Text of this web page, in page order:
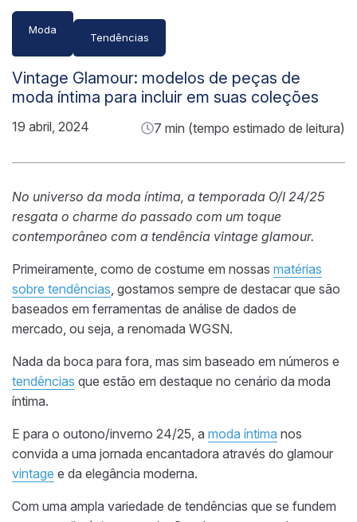
Moda
Tendências
Vintage Glamour: modelos de peças de
moda íntima para incluir em suas coleções
19 abril, 2024 7 min (tempo estimado de leitura)
No universo da moda íntima, a temporada O/I 24/25
resgata o charme do passado com um toque
contemporâneo com a tendência vintage glamour.
Primeiramente, como de costume em nossas matérias
sobre tendências , gostamos sempre de destacar que são
baseados em ferramentas de análise de dados de
mercado, ou seja, a renomada WGSN.
Nada da boca para fora, mas sim baseado em números e
tendências que estão em destaque no cenário da moda
íntima.
E para o outono/inverno 24/25, a moda íntima nos
convida a uma jornada encantadora através do glamour
vintage e da elegância moderna.
Com uma ampla variedade de tendências que se fundem